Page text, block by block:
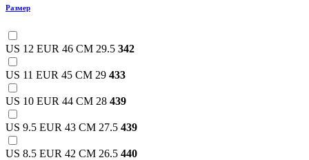
Размер
US 12 EUR 46 CM 29.5 342
US 11 EUR 45 CM 29 433
US 10 EUR 44 CM 28 439
US 9.5 EUR 43 CM 27.5 439
US 8.5 EUR 42 CM 26.5 440